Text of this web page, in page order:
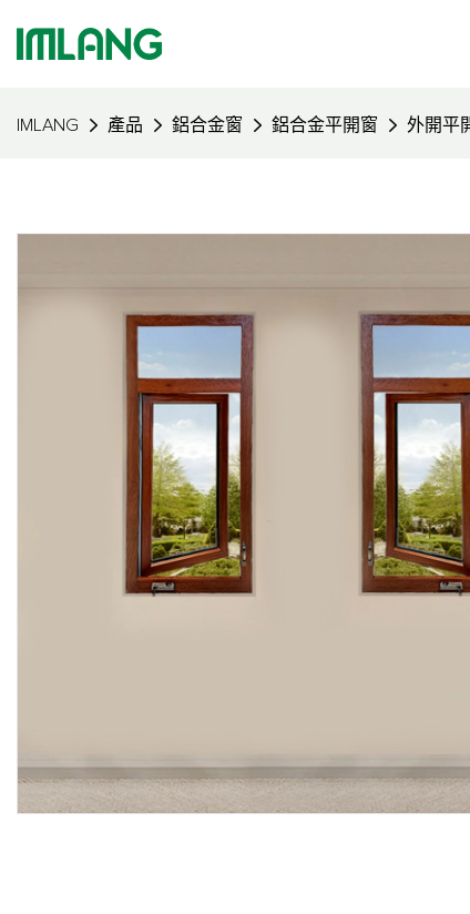
IMLANG 產品 鋁合金窗 鋁合金平開窗 外開平